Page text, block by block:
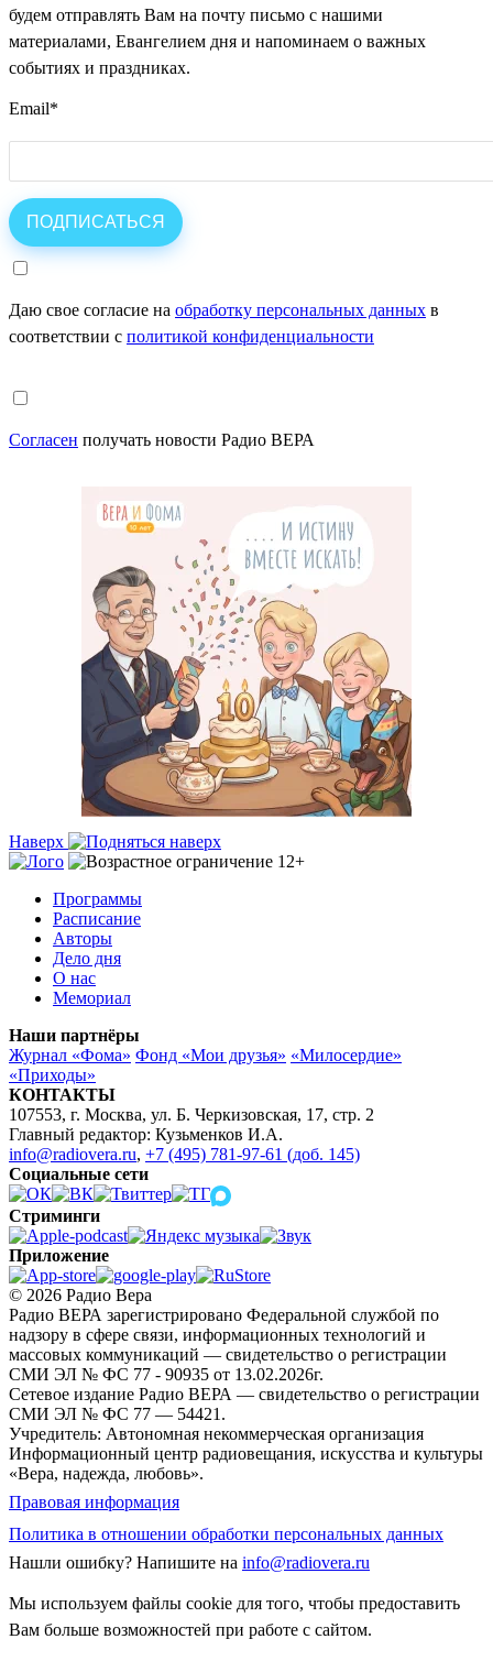
будем отправлять Вам на почту письмо с нашими
материалами, Евангелием дня и напоминаем о важных
событиях и праздниках.
Email*
Даю свое согласие на обработку персональных данных в
соответствии с политикой конфиденциальности
Согласен получать новости Радио ВЕРА
Наверх
Программы
Расписание
Авторы
Дело дня
О нас
Мемориал
Наши партнёры
Журнал «Фома» Фонд «Мои друзья» «Милосердие»
«Приходы»
КОНТАКТЫ
107553, г. Москва, ул. Б. Черкизовская, 17, стр. 2
Главный редактор: Кузьменков И.А.
info@radiovera.ru, +7 (495) 781-97-61 (доб. 145)
Социальные сети
Стриминги
Приложение
© 2026 Радио Вера
Радио ВЕРА зарегистрировано Федеральной службой по
надзору в сфере связи, информационных технологий и
массовых коммуникаций — свидетельство о регистрации
СМИ ЭЛ № ФС 77 - 90935 от 13.02.2026г.
Сетевое издание Радио ВЕРА — свидетельство о регистрации
СМИ ЭЛ № ФС 77 — 54421.
Учредитель: Автономная некоммерческая организация
Информационный центр радиовещания, искусства и культуры
«Вера, надежда, любовь».
Правовая информация
Политика в отношении обработки персональных данных
Нашли ошибку? Напишите на info@radiovera.ru
Мы используем файлы cookie для того, чтобы предоставить
Вам больше возможностей при работе с сайтом.